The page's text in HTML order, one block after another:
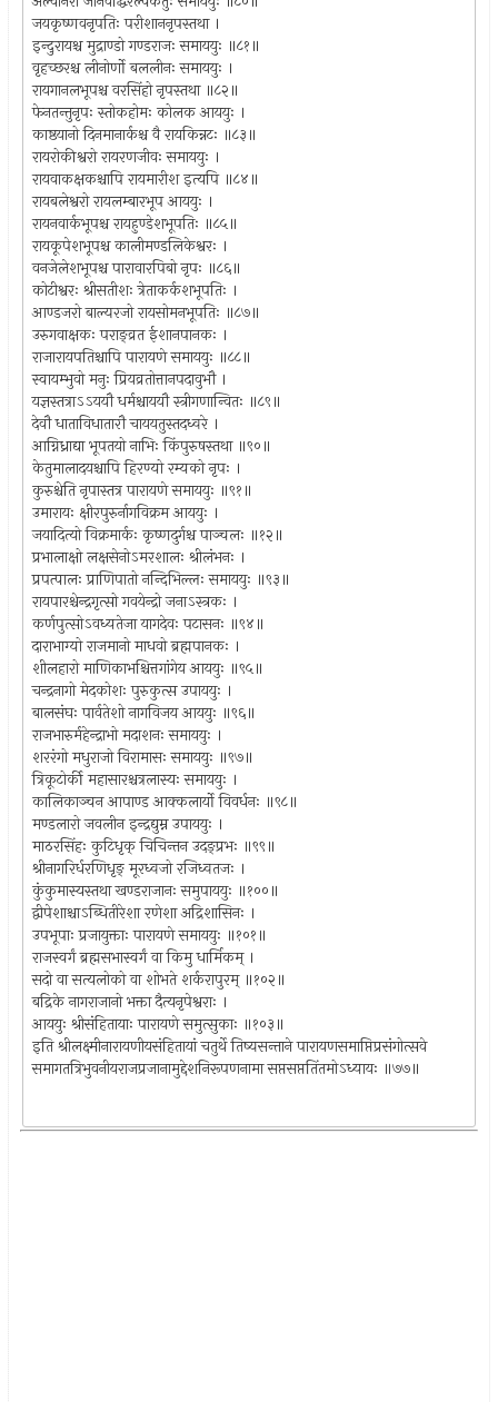
जयकृष्णवनृपतिः परीशाननृपस्तथा ।
इन्दुरायश्च मुद्राण्डो गण्डराजः समाययुः ॥८१॥
वृहच्छरश्च लीनोर्णो बललीनः समाययुः ।
रायगानलभूपश्च वरसिंहो नृपस्तथा ॥८२॥
फेनतन्तुनृपः स्तोकहोमः कोलक आययुः ।
काष्ठयानो दिनमानार्कश्च वै रायकिन्नटः ॥८३॥
रायरोकीश्वरो रायरणजीवः समाययुः ।
रायवाकक्षकश्चापि रायमारीश इत्यपि ॥८४॥
रायबलेश्वरो रायलम्बारभूप आययुः ।
रायनवार्कभूपश्च रायहुण्डेशभूपतिः ॥८५॥
रायकूपेशभूपश्च कालीमण्डलिकेश्वरः ।
वनजेलेशभूपश्च पारावारपिबो नृपः ॥८६॥
कोटीश्वरः श्रीसतीशः त्रेताकर्कशभूपतिः ।
आण्डजरो बाल्यरजो रायसोमनभूपतिः ॥८७॥
उरुगवाक्षकः पराङ्व्रत ईशानपानकः ।
राजारायपतिश्चापि पारायणे समाययुः ॥८८॥
स्वायम्भुवो मनुः प्रियव्रतोत्तानपदावुभौ ।
यज्ञस्तत्राऽऽययौ धर्मश्चाययौ स्त्रीगणान्वितः ॥८९॥
देवौ धाताविधातारौ चाययतुस्तदध्वरे ।
आग्निध्राद्या भूपतयो नाभिः किंपुरुषस्तथा ॥९०॥
केतुमालादयश्चापि हिरण्यो रम्यको नृपः ।
कुरुश्चेति नृपास्तत्र पारायणे समाययुः ॥९१॥
उमारायः क्षीरपुरुर्नागविक्रम आययुः ।
जयादित्यो विक्रमार्कः कृष्णदुर्गश्च पाञ्चलः ॥१२॥
प्रभालाक्षो लक्षसेनोऽमरशालः श्रीलंभनः ।
प्रपत्पालः प्राणिपातो नन्दिभिल्लः समाययुः ॥९३॥
रायपारश्चेन्द्रगृत्सो गवयेन्द्रो जनाऽस्त्रकः ।
कर्णपुत्सोऽवध्यतेजा यागदेवः पटासनः ॥९४॥
दाराभाग्यो राजमानो माधवो ब्रह्मपानकः ।
शीलहारो माणिकाभश्चित्तगांगेय आययुः ॥९५॥
चन्द्रनागो मेदकोशः पुरुकुत्स उपाययुः ।
बालसंघः पार्वतेशो नागविजय आययुः ॥९६॥
राजभारुर्महेन्द्राभो मदाशनः समाययुः ।
शररंगो मधुराजो विरामासः समाययुः ॥९७॥
त्रिकूटोर्की महासारश्चत्रलास्यः समाययुः ।
कालिकाञ्चन आपाण्ड आक्कलार्यो विवर्धनः ॥९८॥
मण्डलारो जवलीन इन्द्रद्युम्न उपाययुः ।
माठरसिंहः कुटिधृक् चिचिन्तन उदङ्प्रभः ॥९९॥
श्रीनागरिर्धरणिधृङ् मूरध्वजो रजिध्वतजः ।
कुंकुमास्यस्तथा खण्डराजानः समुपाययुः ॥१००॥
द्वीपेशाश्चाऽब्धितीरेशा रणेशा अद्रिशासिनः ।
उपभूपाः प्रजायुक्ताः पारायणे समाययुः ॥१०१॥
राजस्वर्गं ब्रह्मसभास्वर्गं वा किमु धार्मिकम् ।
सदो वा सत्यलोको वा शोभते शर्करापुरम् ॥१०२॥
बद्रिके नागराजानो भक्ता दैत्यनृपेश्वराः ।
आययुः श्रीसंहितायाः पारायणे समुत्सुकाः ॥१०३॥
इति श्रीलक्ष्मीनारायणीयसंहितायां चतुर्थे तिष्यसन्ताने पारायणसमाप्तिप्रसंगोत्सवे
समागतत्रिभुवनीयराजप्रजानामुद्देशनिरूपणनामा सप्तसप्ततिंतमोऽध्यायः ॥७७॥